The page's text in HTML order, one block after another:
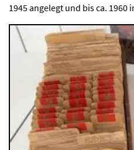
1945 angelegt und bis ca. 1960